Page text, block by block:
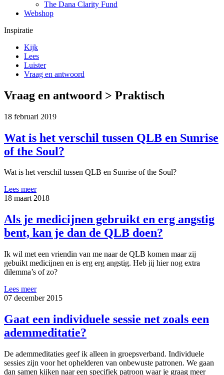
The Dana Clarity Fund
Webshop
Inspiratie
Kijk
Lees
Luister
Vraag en antwoord
Vraag en antwoord > Praktisch
18 februari 2019
Wat is het verschil tussen QLB en Sunrise
of the Soul?
Wat is het verschil tussen QLB en Sunrise of the Soul?
Lees meer
18 maart 2018
Als je medicijnen gebruikt en erg angstig
bent, kan je dan de QLB doen?
Ik wil met een vriendin van me naar de QLB komen maar zij
gebuikt medicijnen en is erg erg angstig. Heb jij hier nog extra
dilemma’s of zo?
Lees meer
07 december 2015
Gaat een individuele sessie net zoals een
ademmeditatie?
De ademmeditaties geef ik alleen in groepsverband. Individuele
sessies zijn voor het ophelderen van onbewuste patronen. We gaan
dan samen kijken naar een specifiek patroon waar je graag meer